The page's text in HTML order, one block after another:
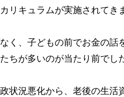
キュラムが実施されてき
く、子どもの前でお金の話
ちが多いのが当たり前でした
状況悪化から、老後の生活